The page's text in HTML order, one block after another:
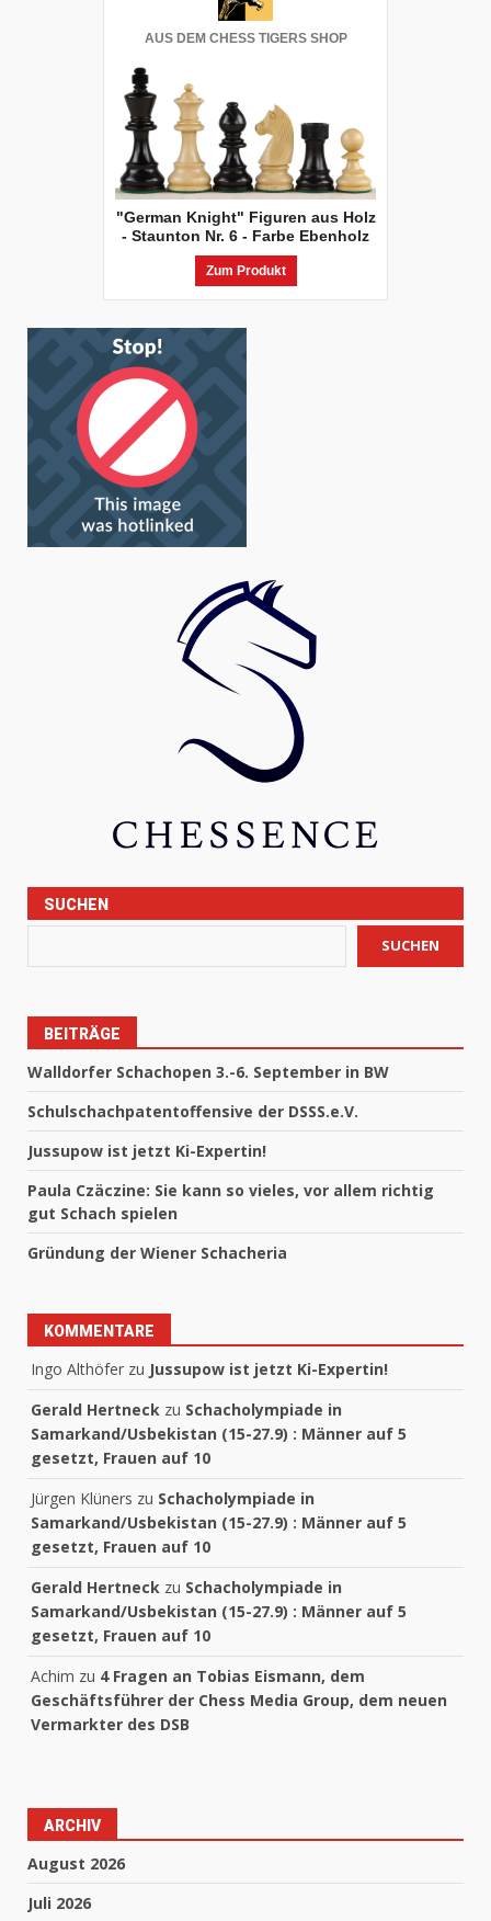
AUS DEM CHESS TIGERS SHOP
"German Knight" Figuren aus Holz
- Staunton Nr. 6 - Farbe Ebenholz
Zum Produkt
SUCHEN
SUCHEN
BEITRÄGE
Walldorfer Schachopen 3.-6. September in BW
Schulschachpatentoffensive der DSSS.e.V.
Jussupow ist jetzt Ki-Expertin!
Paula Czäczine: Sie kann so vieles, vor allem richtig
gut Schach spielen
Gründung der Wiener Schacheria
KOMMENTARE
Ingo Althöfer zu Jussupow ist jetzt Ki-Expertin!
Gerald Hertneck zu Schacholympiade in
Samarkand/Usbekistan (15-27.9) : Männer auf 5
gesetzt, Frauen auf 10
Jürgen Klüners zu Schacholympiade in
Samarkand/Usbekistan (15-27.9) : Männer auf 5
gesetzt, Frauen auf 10
Gerald Hertneck zu Schacholympiade in
Samarkand/Usbekistan (15-27.9) : Männer auf 5
gesetzt, Frauen auf 10
Achim zu 4 Fragen an Tobias Eismann, dem
Geschäftsführer der Chess Media Group, dem neuen
Vermarkter des DSB
ARCHIV
August 2026
Juli 2026